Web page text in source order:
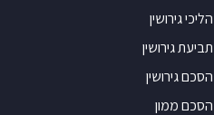
הליכי גירושין
תביעת גירושין
הסכם גירושין
הסכם ממון